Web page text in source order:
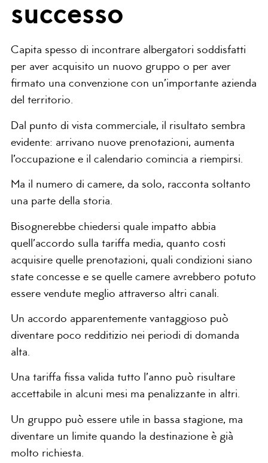
successo
Capita spesso di incontrare albergatori soddisfatti
per aver acquisito un nuovo gruppo o per aver
firmato una convenzione con un’importante azienda
del territorio.
Dal punto di vista commerciale, il risultato sembra
evidente: arrivano nuove prenotazioni, aumenta
l’occupazione e il calendario comincia a riempirsi.
Ma il numero di camere, da solo, racconta soltanto
una parte della storia.
Bisognerebbe chiedersi quale impatto abbia
quell’accordo sulla tariffa media, quanto costi
acquisire quelle prenotazioni, quali condizioni siano
state concesse e se quelle camere avrebbero potuto
essere vendute meglio attraverso altri canali.
Un accordo apparentemente vantaggioso può
diventare poco redditizio nei periodi di domanda
alta.
Una tariffa fissa valida tutto l’anno può risultare
accettabile in alcuni mesi ma penalizzante in altri.
Un gruppo può essere utile in bassa stagione, ma
diventare un limite quando la destinazione è già
molto richiesta.